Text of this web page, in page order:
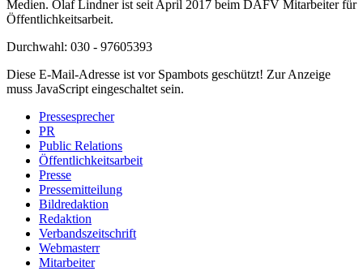
Medien. Olaf Lindner ist seit April 2017 beim DAFV Mitarbeiter für
Öffentlichkeitsarbeit.
Durchwahl: 030 - 97605393
Diese E-Mail-Adresse ist vor Spambots geschützt! Zur Anzeige
muss JavaScript eingeschaltet sein.
Pressesprecher
PR
Public Relations
Öffentlichkeitsarbeit
Presse
Pressemitteilung
Bildredaktion
Redaktion
Verbandszeitschrift
Webmasterr
Mitarbeiter